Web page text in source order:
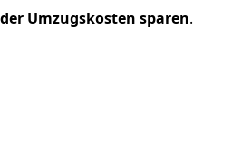
der Umzugskosten sparen.